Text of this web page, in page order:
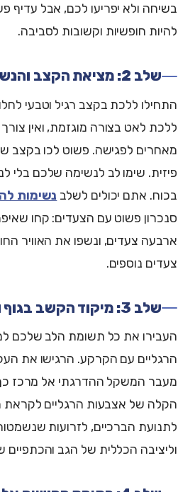
בשיחה ולא יפריעו לכם, אבל עדיף
להיות חופשיות וקשובות לסביבה.
שלב 2: מציאת הקצב והנשימה
התחילו ללכת בקצב רגיל וטבעי
ללכת לאט בצורה מוגזמת, ואין
מאחרים לפגישה. פשוט לכו בקצב
פיזית. שימו לב לנשימה שלכם בלי
בכוח. אתם יכולים לשלב נשימות
סנכרון פשוט עם הצעדים: קחו
ארבעה צעדים, ונשפו את האוויר
צעדים נוספים.
שלב 3: מיקוד הקשב בגוף ובתחושות פיזיות
העבירו את כל תשומת הלב שלכם
הרגליים עם הקרקע. הרגישו את
מעבר המשקל ההדרגתי אל מרכז
הקלה של אצבעות הרגליים לקראת
לתנועת הברכיים, לזרועות
וליציבה הכללית של הגב והכתפיים